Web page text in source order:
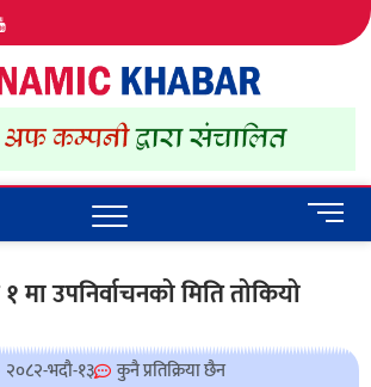
IN NEPAL
M
e
u
मा उपनिर्वाचनको मिति तोकियो
२०८२-भदौ-१३ कुनै प्रतिक्रिया छैन